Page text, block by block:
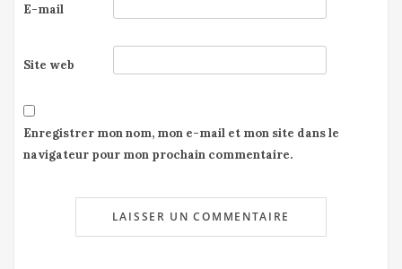
E-mail
Site web
Enregistrer mon nom, mon e-mail et mon site dans le
navigateur pour mon prochain commentaire.